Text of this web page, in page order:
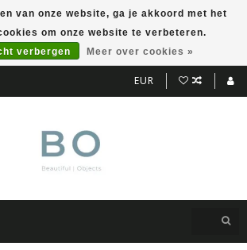
EUR
van onze website, ga je akkoord met het
om onze website te verbeteren.
verbergen
Meer over cookies »